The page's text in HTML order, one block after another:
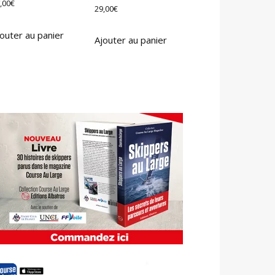
€
au panier
29,00€
Ajouter au panier